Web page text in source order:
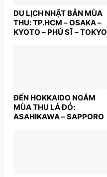
DU LỊCH NHẬT BẢN MÙA
THU: TP.HCM – OSAKA –
KYOTO – PHÚ SĨ – TOKYO
ĐẾN HOKKAIDO NGẮM
MÙA THU LÁ ĐỎ:
ASAHIKAWA – SAPPORO